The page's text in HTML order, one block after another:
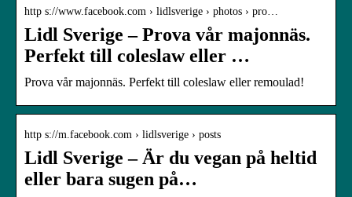
http s://www.facebook.com › lidlsverige › photos › pro…
Lidl Sverige – Prova vår majonnäs.
Perfekt till coleslaw eller …
Prova vår majonnäs. Perfekt till coleslaw eller remoulad!
http s://m.facebook.com › lidlsverige › posts
Lidl Sverige – Är du vegan på heltid
eller bara sugen på…